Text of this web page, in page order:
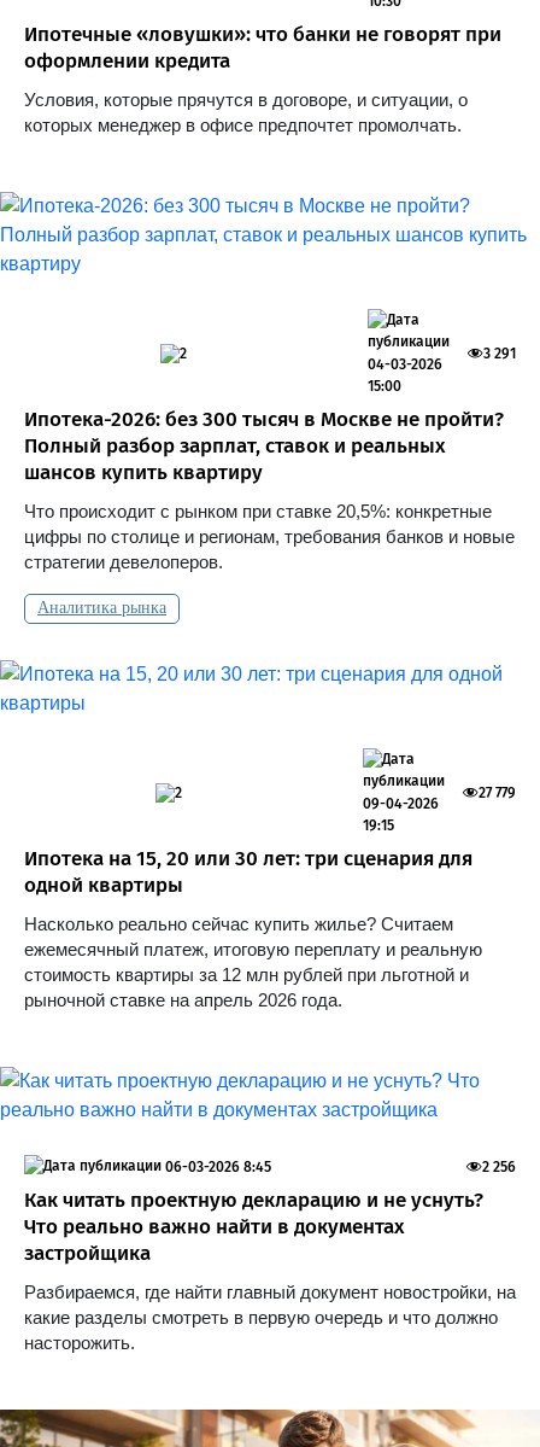
Ипотечные «ловушки»: что банки не говорят при
оформлении кредита
Условия, которые прячутся в договоре, и ситуации, о
которых менеджер в офисе предпочтет промолчать.
Ипотека-2026: без 300 тысяч в Москве не пройти?
Полный разбор зарплат, ставок и реальных
шансов купить квартиру
Что происходит с рынком при ставке 20,5%: конкретные
цифры по столице и регионам, требования банков и новые
стратегии девелоперов.
Аналитика рынка
2 3 291
04-03-2026
15:00
Ипотека на 15, 20 или 30 лет: три сценария для
одной квартиры
Насколько реально сейчас купить жилье? Считаем
ежемесячный платеж, итоговую переплату и реальную
стоимость квартиры за 12 млн рублей при льготной и
рыночной ставке на апрель 2026 года.
2 27 779
09-04-2026
19:15
Как читать проектную декларацию и не уснуть?
Что реально важно найти в документах
застройщика
Разбираемся, где найти главный документ новостройки, на
какие разделы смотреть в первую очередь и что должно
насторожить.
2 256
06-03-2026 8:45